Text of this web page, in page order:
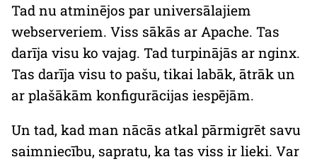
Tad nu atminējos par universālajiem
webserveriem. Viss sākās ar Apache. Tas
darīja visu ko vajag. Tad turpinājās ar nginx.
Tas darīja visu to pašu, tikai labāk, ātrāk un
ar plašākām konfigurācijas iespējām.
Un tad, kad man nācās atkal pārmigrēt savu
saimniecību, sapratu, ka tas viss ir lieki. Var